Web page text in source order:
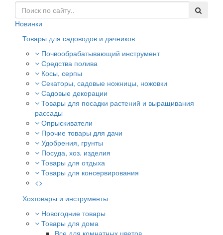
Новинки
Товары для садоводов и дачников
Почвообрабатывающий инструмент
Средства полива
Косы, серпы
Секаторы, садовые ножницы, ножовки
Садовые декорации
Товары для посадки растений и выращивания
рассады
Опрыскиватели
Прочие товары для дачи
Удобрения, грунты
Посуда, хоз. изделия
Товары для отдыха
Товары для консервирования
<>
Хозтовары и инструменты
Новогодние товары
Товары для дома
Все для комнатных цветов